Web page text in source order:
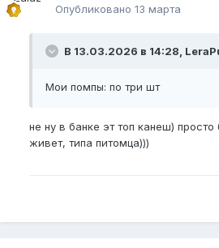
Опубликовано 13 марта
В 13.03.2026 в 14:28,
Мои помпы: по три шт
не ну в банке эт топ канеш) просто
живет, типа питомца)))